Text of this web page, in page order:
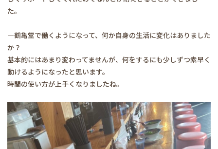
た。
―鶴亀堂で働くようになって、何か自身の生活に変化はありました
か？
基本的にはあまり変わってませんが、何をするにも少しずつ素早く
動けるようになったと思います。
時間の使い方が上手くなりましたね。